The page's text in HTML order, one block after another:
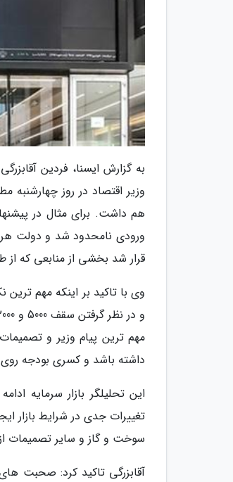
به گزارش ایسنا، فردین
هم داشت. برای مثال در
ورودی نامحدود شد و دولت هر
قرار شد بخشی از منابعی که
وی با تاکید بر اینکه مهم
مهم ترین پیام وزیر و
داشته باشد و کسری بودجه روی
سوخت و گاز و سایر تصمیمات
آقابزرگی تاکید کرد: صحبت های